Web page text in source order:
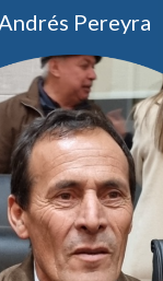
en el
o en la
de vías de
de uso
públicas y/o
social.
Pereyra